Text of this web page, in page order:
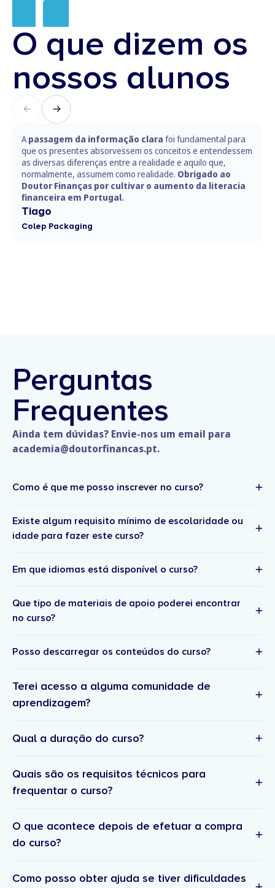
O que dizem os
nossos alunos
A passagem da informação clara foi fundamental para
que os presentes absorvessem os conceitos e entendessem
as diversas diferenças entre a realidade e aquilo que,
normalmente, assumem como realidade. Obrigado ao
Doutor Finanças por cultivar o aumento da literacia
financeira em Portugal.
Tiago
Colep Packaging
Perguntas
Frequentes
Ainda tem dúvidas? Envie-nos um email para
academia@doutorfinancas.pt.
Como é que me posso inscrever no curso?
Existe algum requisito mínimo de escolaridade ou
idade para fazer este curso?
Em que idiomas está disponível o curso?
Que tipo de materiais de apoio poderei encontrar
no curso?
Posso descarregar os conteúdos do curso?
Terei acesso a alguma comunidade de
aprendizagem?
Qual a duração do curso?
Quais são os requisitos técnicos para
frequentar o curso?
O que acontece depois de efetuar a compra
do curso?
Como posso obter ajuda se tiver dificuldades